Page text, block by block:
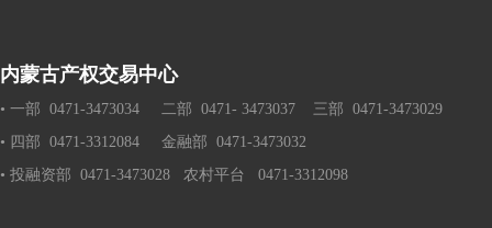
内蒙古产权交易中心
• 一部  0471-3473034     二部  0471- 3473037    三部  0471-3473029
• 四部  0471-3312084     金融部  0471-3473032
• 投融资部  0471-3473028   农村平台   0471-3312098